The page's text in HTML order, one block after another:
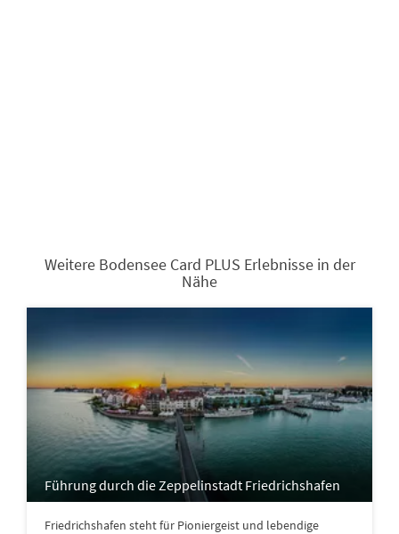
Weitere Bodensee Card PLUS Erlebnisse in der
Nähe
Führung durch die Zeppelinstadt Friedrichshafen
Friedrichshafen steht für Pioniergeist und lebendige